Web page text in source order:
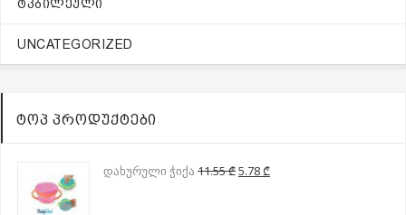
ᲢᲙᲑᲘᲚᲔᲣᲚᲘ
UNCATEGORIZED
ᲢᲝᲞ ᲞᲠᲝᲓᲣᲥᲢᲔᲑᲘ
დახურული ჭიქა 11.55₾Original
5.78₾Current